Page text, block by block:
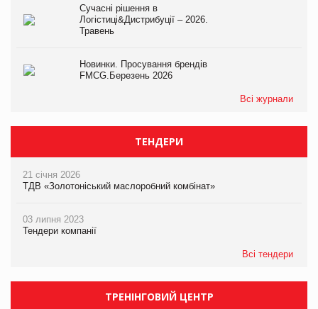
Сучасні рішення в
Логістиці&Дистрибуції – 2026.
Травень
Новинки. Просування брендів
FMCG.Березень 2026
Всі журнали
ТЕНДЕРИ
21 січня 2026
ТДВ «Золотоніський маслоробний комбінат»
03 липня 2023
Тендери компанії
Всі тендери
ТРЕНІНГОВИЙ ЦЕНТР